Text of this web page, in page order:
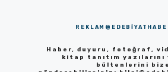
Haber, duyuru, fotoğraf,
kitap tanıtım yazılarını
bültenlerini bize